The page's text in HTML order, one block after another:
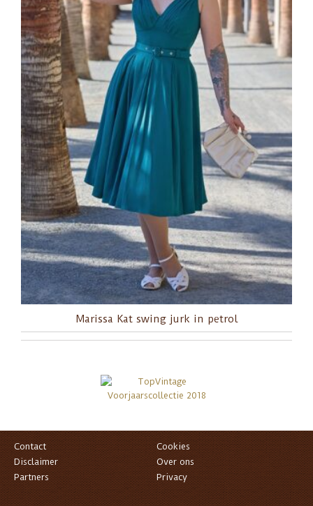
Marissa Kat swing jurk in petrol
Contact
Cookies
Disclaimer
Over ons
Partners
Privacy